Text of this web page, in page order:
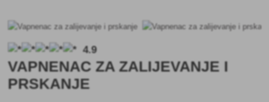
4.9
VAPNENAC ZA ZALIJEVANJE I
PRSKANJE